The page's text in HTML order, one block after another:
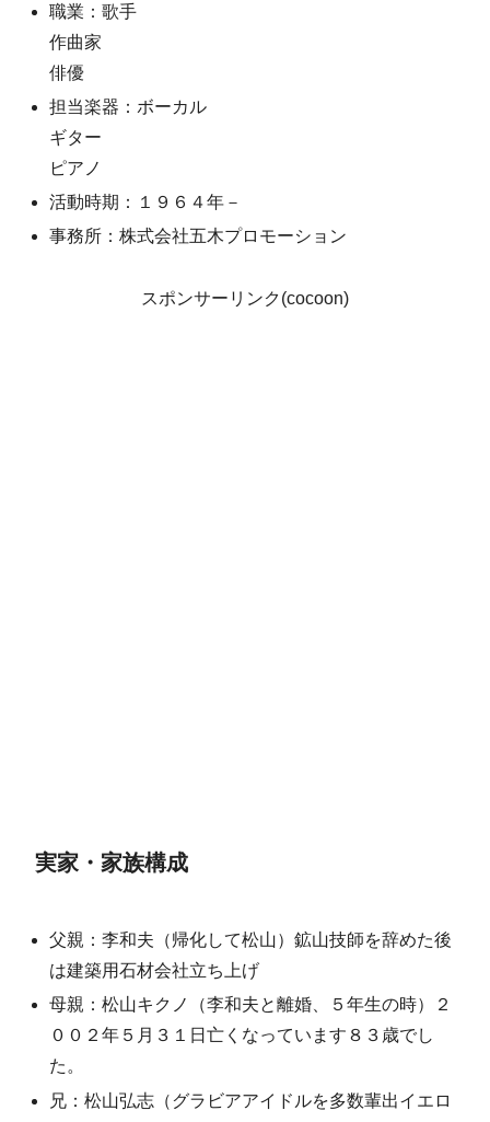
職業：歌手
作曲家
俳優
担当楽器：ボーカル
ギター
ピアノ
活動時期：１９６４年－
事務所：株式会社五木プロモーション
スポンサーリンク(cocoon)
実家・家族構成
父親：李和夫（帰化して松山）鉱山技師を辞めた後
は建築用石材会社立ち上げ
母親：松山キクノ（李和夫と離婚、５年生の時）２
００２年５月３１日亡くなっています８３歳でし
た。
兄：松山弘志（グラビアアイドルを多数輩出イエロ